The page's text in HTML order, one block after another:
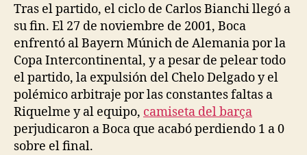
Tras el partido, el ciclo de Carlos Bianchi llegó a
su fin. El 27 de noviembre de 2001, Boca
enfrentó al Bayern Múnich de Alemania por la
Copa Intercontinental, y a pesar de pelear todo
el partido, la expulsión del Chelo Delgado y el
polémico arbitraje por las constantes faltas a
Riquelme y al equipo, camiseta del barça
perjudicaron a Boca que acabó perdiendo 1 a 0
sobre el final.